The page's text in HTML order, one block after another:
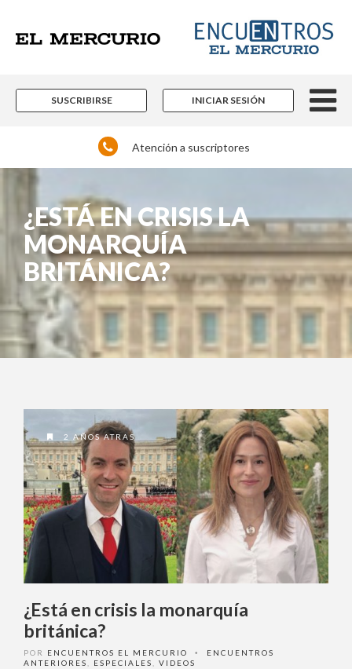
SUSCRIBIRSE INICIAR SESIÓN
Atención a suscriptores
¿ESTÁ EN CRISIS LA
MONARQUÍA
BRITÁNICA?
2 AÑOS ATRAS
¿Está en crisis la monarquía
británica?
POR ENCUENTROS EL MERCURIO •
ENCUENTROS
ANTERIORES
ESPECIALES VIDEOS